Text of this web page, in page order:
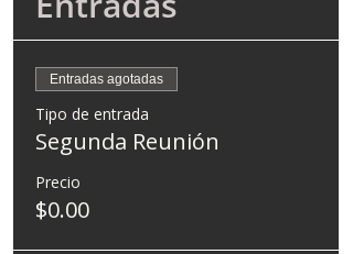
Entradas agotadas
Tipo de entrada
Segunda Reunión
Precio
$0.00